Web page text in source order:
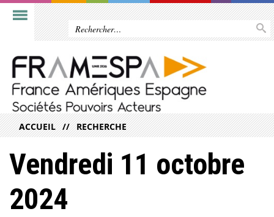
ACCUEIL RECHERCHE
Vendredi 11 octobre
2024